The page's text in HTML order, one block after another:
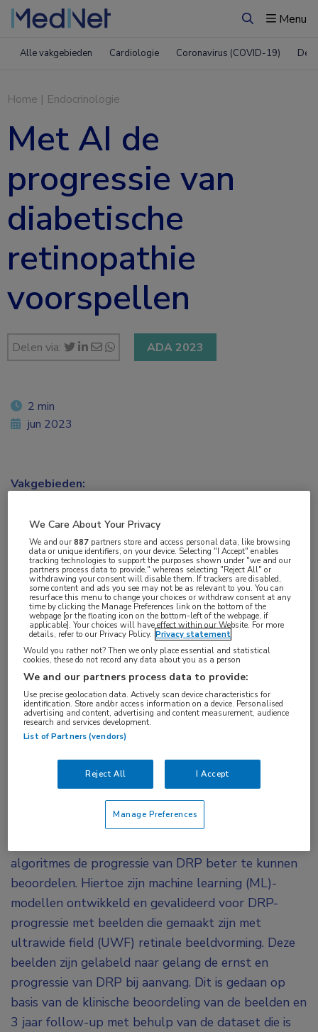
ZoekenMenu
Alle vakgebieden Cardiologie Coronavirus (COVID-19)
Home | Endocrinologie
Met AI de
progressie van
diabetische
retinopathie
voorspellen
Delen via: ADA 2023
Met nieuw ontwikkelde machine learning-
modellen blijkt AI voor 91% de progressie van
diabetische retinopathie (DRP) juist in te kunnen
schatten. Het beoordelen van het risico op
progressie van DRP is klinisch moeilijk door de
Mogelijk kan AI hierbij helpen.
Doel van de studie ‘Identifying the Risk of Diabetic
Retinopathy Progression Using Machine Learning on
algoritmes de progressie van DRP beter te kunnen
beoordelen. Hiertoe zijn machine learning (ML)-
modellen ontwikkeld en gevalideerd voor DRP-
progressie met beelden die gemaakt zijn met
ultrawide field (UWF) retinale beeldvorming. Deze
beelden zijn gelabeld naar gelang de ernst en
progressie van DRP bij aanvang. Dit is gedaan op
basis van de klinische beoordeling van de beelden en
3 jaar follow-up met behulp van de dataset die is
2 min
jun 2023
Vakgebieden:
Aandachtsgebieden:
Diabetes,Netvliesafwijkingen
Tags:
artificiële intelligentie,machine learning
We Care About Your Privacy
We and our887 partners store and access personal data, like browsing
data or unique identifiers, on your device. Selecting "I Accept" enables
tracking technologies to support the purposes shown under "we and our
partners process data to provide," whereas selecting "Reject All" or
withdrawing your consent will disable them. If trackers are disabled,
some content and ads you see may not be as relevant to you. You can
resurface this menu to change your choices or withdraw consent at any
time by clicking the Manage Preferences link on the bottom of the
webpage [or the floating icon on the bottom-left of the webpage, if
applicable]. Your choices will have effect within our Website. For more
details, refer to our Privacy Policy. Privacy statement
Would you rather not? Then we only place essential and statistical
cookies, these do not record any data about you as a person
We and our partners process data to provide:
Use precise geolocation data. Actively scan device characteristics for
identification. Store and/or access information on a device. Personalised
advertising and content, advertising and content measurement, audience
research and services development.
List of Partners (vendors)
Reject All I Accept
Manage Preferences